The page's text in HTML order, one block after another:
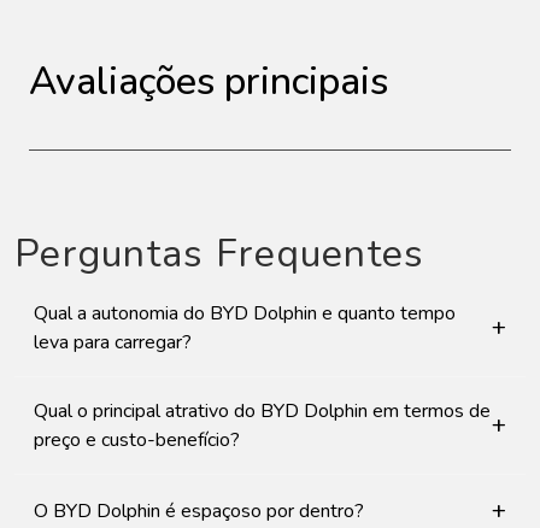
Avaliações principais
Perguntas Frequentes
Qual a autonomia do BYD Dolphin e quanto tempo
leva para carregar?
+
Qual o principal atrativo do BYD Dolphin em termos de
preço e custo-benefício?
+
O BYD Dolphin é espaçoso por dentro? +